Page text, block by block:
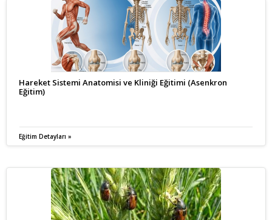
Hareket Sistemi Anatomisi ve Kliniği Eğitimi (Asenkron
Eğitim)
Eğitim Detayları »